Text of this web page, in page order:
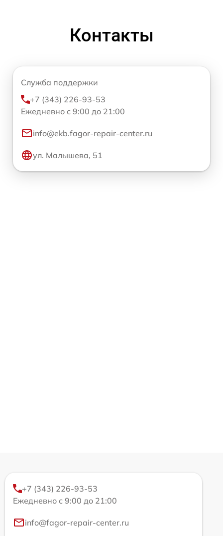
Контакты
Служба поддержки
+7 (343) 226-93-53
Ежедневно с 9:00 до 21:00
info@ekb.fagor-repair-center.ru
ул. Малышева, 51
+7 (343) 226-93-53
Ежедневно с 9:00 до 21:00
info@fagor-repair-center.ru